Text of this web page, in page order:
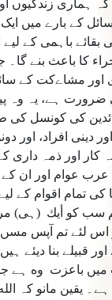
ہماری زندگیوں
کے بارے میں
باہمی کے لیے
کا باعث بنے
اور مشاےکت کے
ضرورت ہے، یہ وہ
کی کونسل
دینی افراد، اور
کار اور ذمہ داری
عوام اور ان کے
کی تمام اقوام کے
سب كو أيك (ہى)
اس لئے تم آپس
قبيلے بنا ديئے
ميں باعزت وه ہے
ہے۔ يقين مانو كہ الله